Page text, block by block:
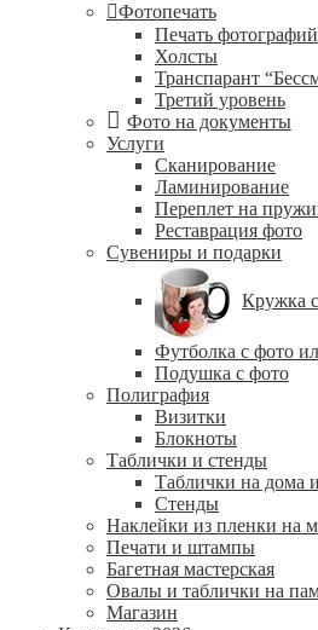
Фотопечать
Печать фотографий
Холсты
Транспарант
Третий уровень
Фото на документы
Услуги
Сканирование
Ламинирование
Переплет на
Реставрация фото
Сувениры и подарки
Кружка
Футболка с фото
Подушка с фото
Полиграфия
Визитки
Блокноты
Таблички и стенды
Таблички на дома
Стенды
Наклейки из пленки на
Печати и штампы
Багетная мастерская
Овалы и таблички на
Магазин